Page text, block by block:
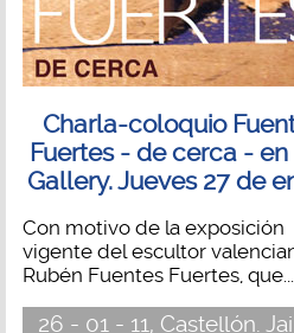
Charla-coloquio
Fuertes - de cerca -
Gallery. Jueves 27 de
Con motivo de la exposición
vigente del escultor
Rubén Fuentes Fuertes, que...
26 - 01 - 11, Castellón.